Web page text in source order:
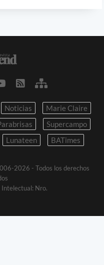
Noticias
Marie Claire
Supercampo
Lunateen BATimes
2026 - Todos los derechos
Intelectual: Nro.